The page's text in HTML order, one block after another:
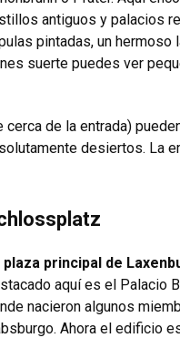
antiguos y palacios
pintadas, un hermoso
suerte puedes ver
de la entrada)
desiertos. La
plaza principal de
aquí es el Palacio
nacieron algunos
Ahora el edificio